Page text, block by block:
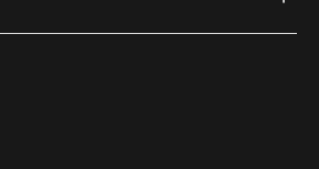
(external link)
on Instagram (external link)
Thule on Youtube (external